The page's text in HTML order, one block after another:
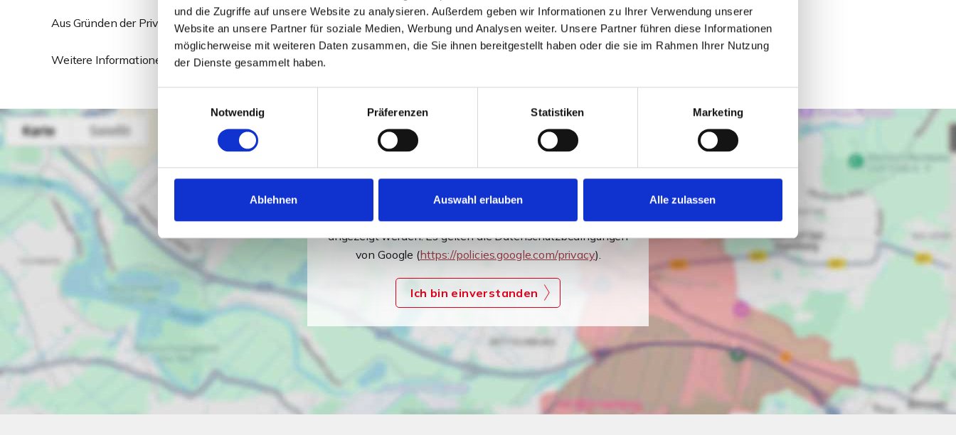
und die Zugriffe auf unsere Website zu analysieren. Außerdem geben wir Informationen zu Ihrer Verwendung unserer
Website an unsere Partner für soziale Medien, Werbung und Analysen weiter. Unsere Partner führen diese Informationen
möglicherweise mit weiteren Daten zusammen, die Sie ihnen bereitgestellt haben oder die sie im Rahmen Ihrer Nutzung
der Dienste gesammelt haben.
Notwendig
Präferenzen Statistiken Marketing
Ablehnen Auswahl erlauben Alle zulassen
Aus Gründen der Privatsphäre werden keine weiteren Innenbilder veröffentlicht!
Weitere Informationen finden Sie im ausführlichen Exposé!
Ich bin damit einverstanden, dass mir Karten von Google
angezeigt werden. Es gelten die Datenschutzbedingungen
von Google (https://policies.google.com/privacy).
Ich bin einverstanden